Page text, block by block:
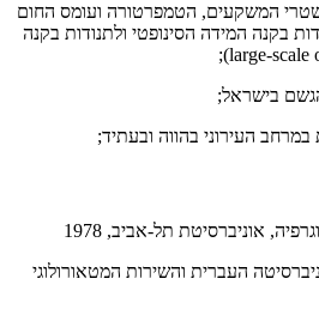
המשקעים, הטמפרטורה ועומס החום
בקנה המידה הסינופטי ולתנודות בקנה
בישראל;
העירוני בהווה ובעתיד;
אוניברסיטת תל-אביב, 1978
העברית והשירות המטאורולוגי